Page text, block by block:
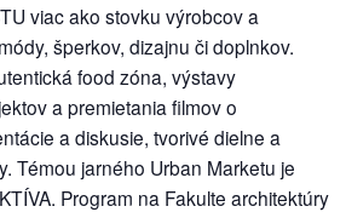
viac ako stovku výrobcov a
šperkov, dizajnu či doplnkov.
food zóna, výstavy
a premietania filmov o
a diskusie, tvorivé dielne a
Témou jarného Urban Marketu je
Program na Fakulte architektúry